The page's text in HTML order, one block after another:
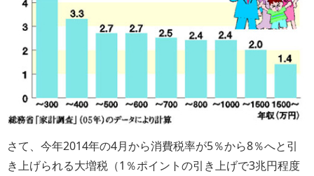
さて、今年2014年の4月から消費税率が5％から8％へと引
き上げられる大増税（1％ポイントの引き上げで3兆円程度